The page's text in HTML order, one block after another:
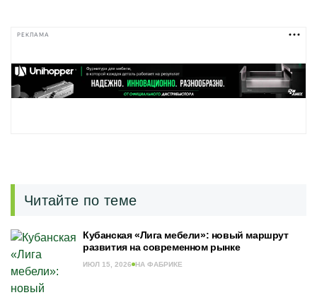
РЕКЛАМА
Читайте по теме
Кубанская «Лига мебели»: новый маршрут
развития на современном рынке
ИЮЛ 15, 2026 НА ФАБРИКЕ